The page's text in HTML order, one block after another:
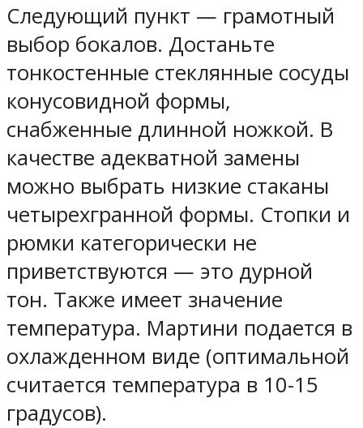
Следующий пункт — грамотный
выбор бокалов. Достаньте
тонкостенные стеклянные сосуды
конусовидной формы,
снабженные длинной ножкой. В
качестве адекватной замены
можно выбрать низкие стаканы
четырехгранной формы. Стопки и
рюмки категорически не
приветствуются — это дурной
тон. Также имеет значение
температура. Мартини подается в
охлажденном виде (оптимальной
считается температура в 10-15
градусов).